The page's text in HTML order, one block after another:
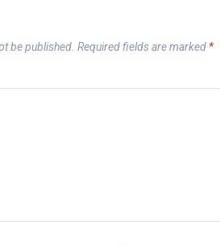
be published. Required fields are marked *